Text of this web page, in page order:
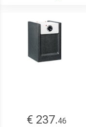
€ 237.46